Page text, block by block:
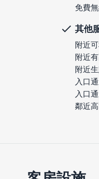
免費
其他
附近
附近
附近
入口
入口
鄰近